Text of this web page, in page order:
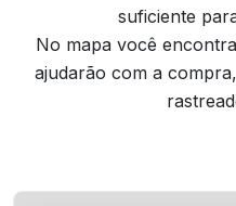
suficiente
No mapa você
ajudarão com a